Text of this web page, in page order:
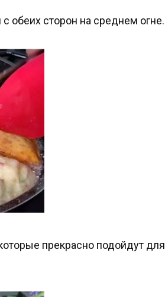
обеих сторон на среднем огне.
прекрасно подойдут для